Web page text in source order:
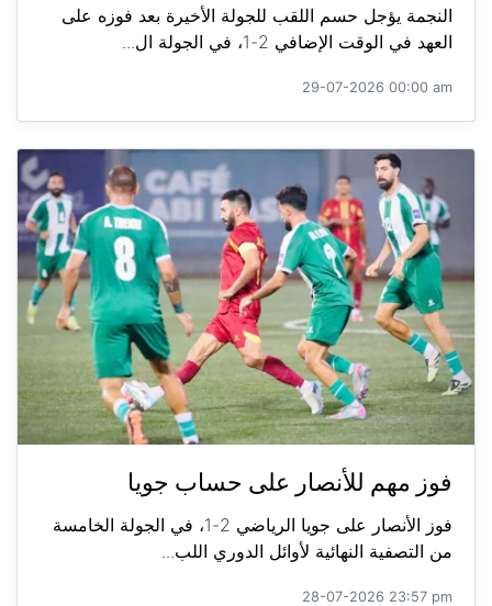
النجمة يؤجل حسم اللقب للجولة الأخيرة بعد فوزه على
العهد في الوقت الإضافي 2-1، في الجولة ال...
29-07-2026 00:00 am
فوز مهم للأنصار على حساب جويا
فوز الأنصار على جويا الرياضي 2-1، في الجولة الخامسة
من التصفية النهائية لأوائل الدوري اللب...
28-07-2026 23:57 pm